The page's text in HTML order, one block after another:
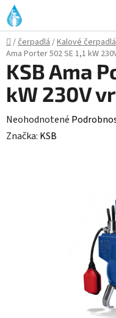
Prejsť
na
obsah
Domov
/čerpadlá/Kalové čerpadlá
Ama Porter 502 SE 1,1 kW
KSB Ama
kW 230V
Priemerné
hodnotenie
Neohodnotené
Značka: KSB